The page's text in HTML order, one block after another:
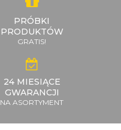
PRÓBKI
PRODUKTÓW
GRATIS!
24 MIESIĄCE
GWARANCJI
NA ASORTYMENT